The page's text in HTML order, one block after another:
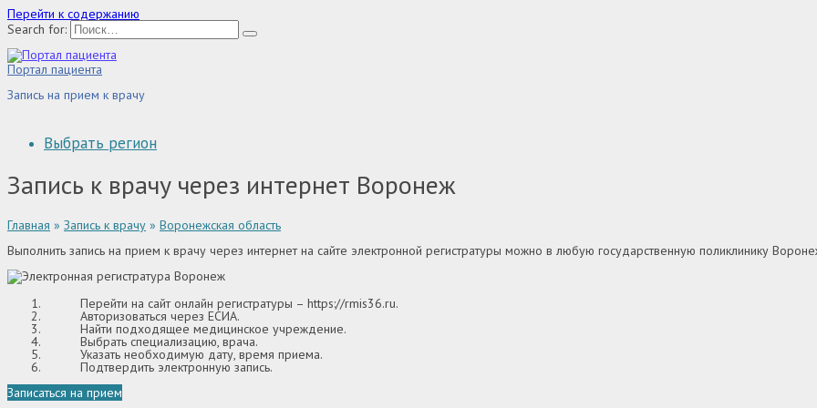
Перейти к содержанию
Search for:
Портал пациента
Запись на прием к врачу
Выбрать регион
Запись к врачу через интернет Воронеж
Главная » Запись к врачу » Воронежская область
Выполнить запись на прием к врачу через интернет на сайте электронной регистратуры можно в любую государственную поликлинику
Перейти на сайт онлайн регистратуры – https://rmis36.ru.
Авторизоваться через ЕСИА.
Найти подходящее медицинское учреждение.
Выбрать специализацию, врача.
Указать необходимую дату, время приема.
Подтвердить электронную запись.
Записаться на прием